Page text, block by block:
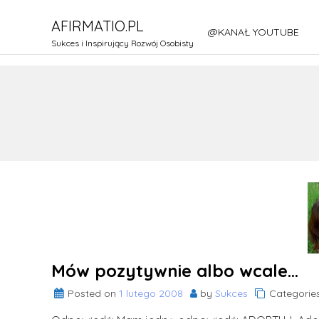
AFIRMATIO.PL
Sukces i Inspirujący Rozwój Osobisty
@KANAŁ YOUTUBE
Mów pozytywnie albo wcale…
Posted on 1 lutego 2008 by Sukces